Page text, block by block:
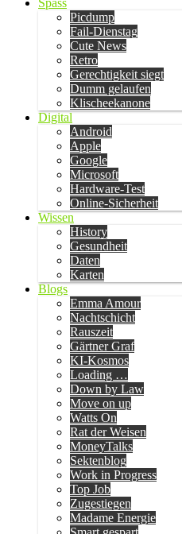
Spass
Picdump
Fail-Dienstag
Cute News
Retro
Gerechtigkeit siegt
Dumm gelaufen
Klischeekanone
Digital
Android
Apple
Google
Microsoft
Hardware-Test
Online-Sicherheit
Wissen
History
Gesundheit
Daten
Karten
Blogs
Emma Amour
Nachtschicht
Rauszeit
Gärtner Graf
KI-Kosmos
Loading …
Down by Law
Move on up
Watts On
Rat der Weisen
MoneyTalks
Sektenblog
Work in Progress
Top Job
Zugestiegen
Madame Energie